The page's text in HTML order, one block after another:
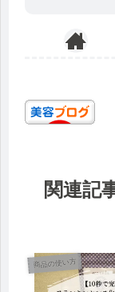
関連記
商品の使い方